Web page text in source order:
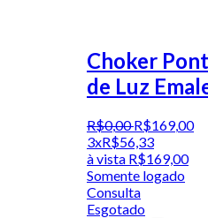
Choker
de Luz
R$0,00 R$169,00
3xR$56,33
à vista R$169,00
Somente logado
Consulta
Esgotado